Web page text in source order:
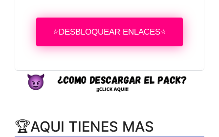
⭐DESBLOQUEAR ENLACES⭐
🏆AQUI TIENES MAS